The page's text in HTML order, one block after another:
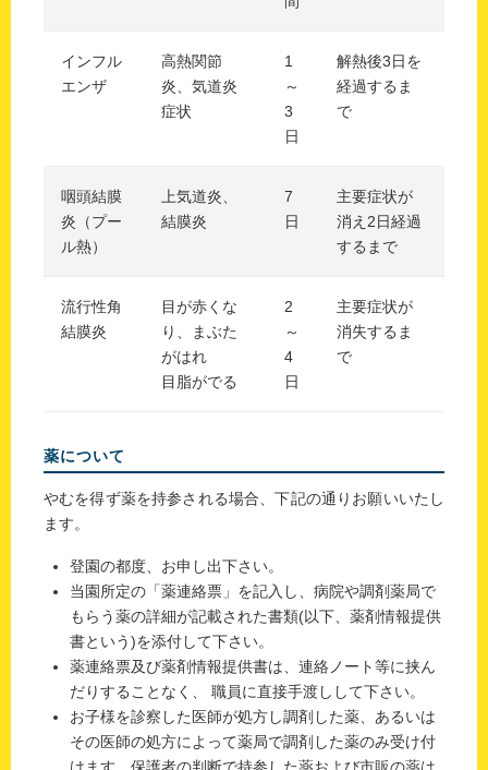
インフル
エンザ
高熱関節
炎、気道炎
症状
1
～
3
日
解熱後3日を
経過するま
で
咽頭結膜
炎（プー
ル熱）
上気道炎、
結膜炎
7
日
主要症状が
消え2日経過
するまで
流行性角
結膜炎
目が赤くな
り、まぶた
がはれ
目脂がでる
2
～
4
日
主要症状が
消失するま
で
薬について
やむを得ず薬を持参される場合、下記の通りお願いいたし
ます。
登園の都度、お申し出下さい。
当園所定の「薬連絡票」を記入し、病院や調剤薬局で
もらう薬の詳細が記載された書類(以下、薬剤情報提供
書という)を添付して下さい。
薬連絡票及び薬剤情報提供書は、連絡ノート等に挟ん
だりすることなく、 職員に直接手渡しして下さい。
お子様を診察した医師が処方し調剤した薬、あるいは
その医師の処方によって薬局で調剤した薬のみ受け付
けます。保護者の判断で持参した薬および市販の薬は